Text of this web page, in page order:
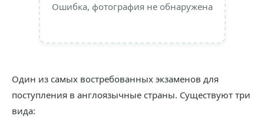
Ошибка, фотография не обнаружена
Один из самых востребованных экзаменов для
поступления в англоязычные страны. Существуют три
вида: